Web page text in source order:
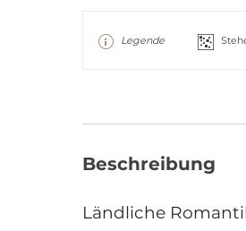
Legende
Beschreibung
Ländliche